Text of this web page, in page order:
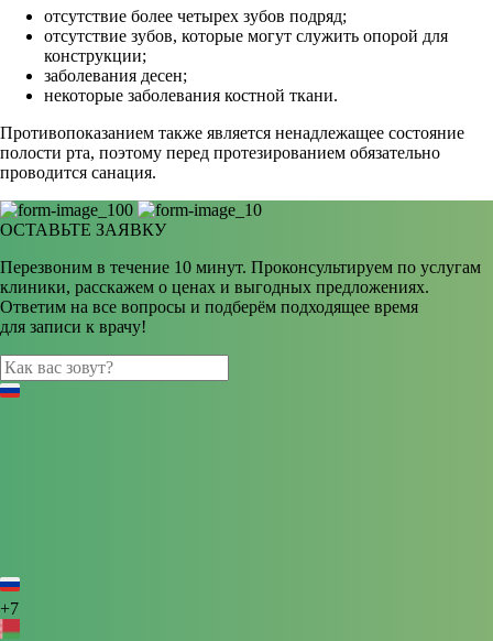
отсутствие более четырех зубов подряд;
отсутствие зубов, которые могут служить опорой для
конструкции;
заболевания десен;
некоторые заболевания костной ткани.
Противопоказанием также является ненадлежащее состояние
полости рта, поэтому перед протезированием обязательно
проводится санация.
ОСТАВЬТЕ ЗАЯВКУ
Перезвоним в течение 10 минут. Проконсультируем по услугам
клиники, расскажем о ценах и выгодных предложениях.
Ответим на все вопросы и подберём подходящее время
для записи к врачу!
+7